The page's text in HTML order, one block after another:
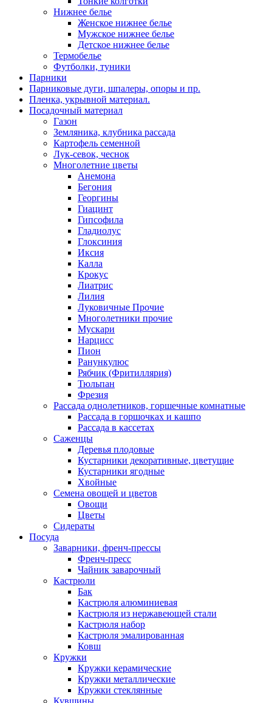
Нижнее белье
Женское нижнее белье
Мужское нижнее белье
Детское нижнее белье
Термобелье
Футболки, туники
Парники
Парниковые дуги, шпалеры, опоры и пр.
Пленка, укрывной материал.
Посадочный материал
Газон
Земляника, клубника рассада
Картофель семенной
Лук-севок, чеснок
Многолетние цветы
Анемона
Бегония
Георгины
Гиацинт
Гипсофила
Гладиолус
Глоксиния
Иксия
Калла
Крокус
Лиатрис
Лилия
Луковичные Прочие
Многолетники прочие
Мускари
Нарцисс
Пион
Ранункулюс
Рябчик (Фритиллярия)
Тюльпан
Фрезия
Рассада однолетников, горшечные комнатные
Рассада в горшочках и кашпо
Рассада в кассетах
Саженцы
Деревья плодовые
Кустарники декоративные, цветущие
Кустарники ягодные
Хвойные
Семена овощей и цветов
Овощи
Цветы
Сидераты
Посуда
Заварники, френч-прессы
Френч-пресс
Чайник заварочный
Кастрюли
Бак
Кастрюля алюминиевая
Кастрюля из нержавеющей стали
Кастрюля набор
Кастрюля эмалированная
Ковш
Кружки
Кружки керамические
Кружки металлические
Кружки стеклянные